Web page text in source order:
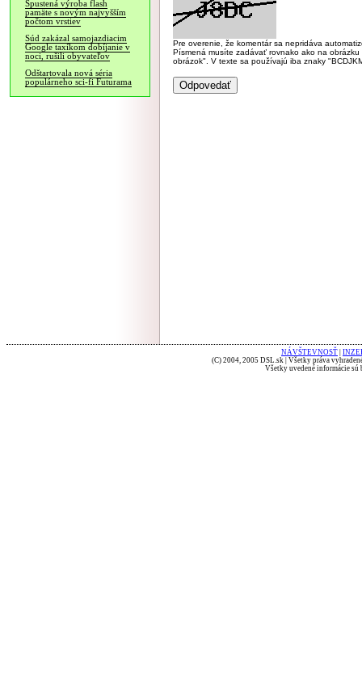
Spustená výroba flash
pamäte s novým najvyšším
počtom vrstiev
Súd zakázal samojazdiacim
Google taxíkom dobíjanie v
noci, rušili obyvateľov
Odštartovala nová séria
populárneho sci-fi Futurama
Pre overenie, že komentár sa nepridáva
Písmená musíte zadávať rovnako ako na
obrázok". V texte sa používajú iba znaky
NÁVŠTEVNOSŤ
(C) 2004, 2005 DSL.sk | Všetky práva
Všetky uvedené informácie sú